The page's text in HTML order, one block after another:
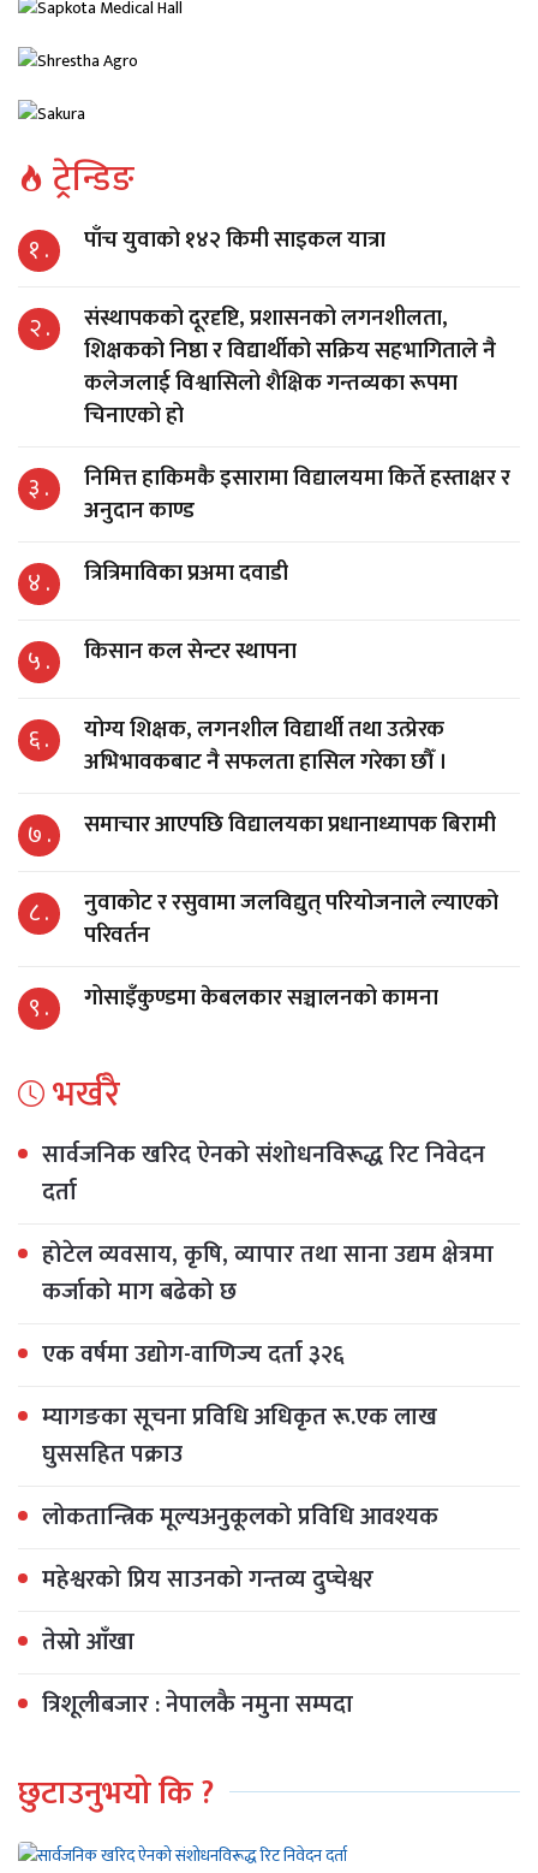
ट्रेन्डिङ
१ . पाँच युवाको १४२ किमी साइकल यात्रा
२ .
संस्थापकको दूरदृष्टि, प्रशासनको लगनशीलता,
शिक्षकको निष्ठा र विद्यार्थीको सक्रिय सहभागिताले नै
कलेजलाई विश्वासिलो शैक्षिक गन्तव्यका रूपमा
चिनाएको हो
३ .
निमित्त हाकिमकै इसारामा विद्यालयमा किर्ते हस्ताक्षर र
अनुदान काण्ड
४ . त्रित्रिमाविका प्रअमा दवाडी
५ . किसान कल सेन्टर स्थापना
६ .
योग्य शिक्षक, लगनशील विद्यार्थी तथा उत्प्रेरक
अभिभावकबाट नै सफलता हासिल गरेका छौँ ।
७ . समाचार आएपछि विद्यालयका प्रधानाध्यापक बिरामी
८ .
नुवाकोट र रसुवामा जलविद्युत् परियोजनाले ल्याएको
परिवर्तन
९ . गोसाइँकुण्डमा केबलकार सञ्चालनको कामना
भर्खरै
सार्वजनिक खरिद ऐनको संशोधनविरूद्ध रिट निवेदन
दर्ता
होटेल व्यवसाय, कृषि, व्यापार तथा साना उद्यम क्षेत्रमा
कर्जाको माग बढेको छ
एक वर्षमा उद्योग-वाणिज्य दर्ता ३२६
म्यागङका सूचना प्रविधि अधिकृत रू.एक लाख
घुससहित पक्राउ
लोकतान्त्रिक मूल्यअनुकूलको प्रविधि आवश्यक
महेश्वरको प्रिय साउनको गन्तव्य दुप्चेश्वर
तेस्रो आँखा
त्रिशूलीबजार : नेपालकै नमुना सम्पदा
छुटाउनुभयो कि ?